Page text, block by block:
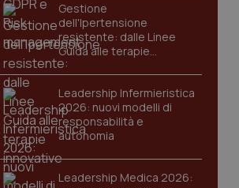
Gestione
dell'Ipertensione
resistente: dalle Linee
Guida alle terapie
innovative
Leadership Infermieristica
2026: nuovi modelli di
responsabilità e
autonomia
Leadership Medica 2026: